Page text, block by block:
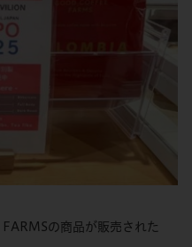
の商品が販売された